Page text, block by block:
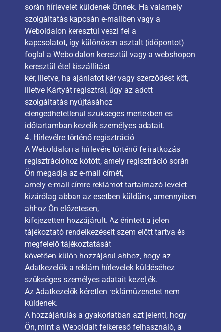
során hírlevelet küldenek Önnek. Ha valamely
szolgáltatás kapcsán e-mailben vagy a
Weboldalon keresztül veszi fel a
kapcsolatot, így különösen asztalt (időpontot)
foglal a Weboldalon keresztül vagy a webshopon
keresztül étel kiszállítást
kér, illetve, ha ajánlatot kér vagy szerződést köt,
illetve Kártyát regisztrál, úgy az adott
szolgáltatás nyújtásához
elengedhetetlenül szükséges mértékben és
időtartamban kezelik személyes adatait.
4. Hírlevélre történő regisztráció
A Weboldalon a hírlevére történő feliratkozás
regisztrációhoz kötött, amely regisztráció során
Ön megadja az e-mail címét,
amely e-mail címre reklámot tartalmazó levelet
kizárólag abban az esetben küldünk, amennyiben
ahhoz Ön előzetesen,
kifejezetten hozzájárult. Az érintett a jelen
tájékoztató rendelkezéseit szem előtt tartva és
megfelelő tájékoztatását
követően külön hozzájárul ahhoz, hogy az
Adatkezelők a reklám hírlevelek küldéséhez
szükséges személyes adatait kezeljék.
Az Adatkezelők kéretlen reklámüzenetet nem
küldenek.
A hozzájárulás a gyakorlatban azt jelenti, hogy
Ön, mint a Weboldalt felkereső felhasználó, a